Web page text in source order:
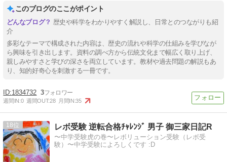
このブログのここがポイント
歴史や科学をわかりやすく解説し、日常とのつながりも紹
介
多彩なテーマで構成された内容は、歴史の流れや科学の仕組みを学びなが
ら興味を引き出します。資料の調べ方から伝統文化まで幅広く取り上げ、
親しみやすさと学びの深さを両立しています。教材や過去問題の解説もあ
り、知的好奇心を刺激する一冊です。
1834732 3
週間IN:0 週間OUT:28 月間IN:35
18 レボ受験 逆転合格ﾁｬﾚﾝｼﾞ 男子 御三家日記R
〜中学受験虎の巻〜レボリューション受験（レボ受
験）〜中学受験によろしくです :D